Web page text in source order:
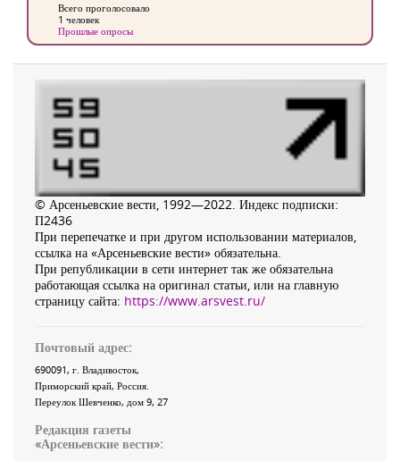
Всего проголосовало
1 человек
Прошлые опросы
© Арсеньевские вести, 1992—2022. Индекс подписки:
П2436
При перепечатке и при другом использовании материалов,
ссылка на «Арсеньевские вести» обязательна.
При републикации в сети интернет так же обязательна
работающая ссылка на оригинал статьи, или на главную
страницу сайта: https://www.arsvest.ru/
Почтовый адрес:
690091, г. Владивосток,
Приморский край, Россия
Переулок Шевченко, дом 9, 27
Редакция газеты
«Арсеньевские вести»: